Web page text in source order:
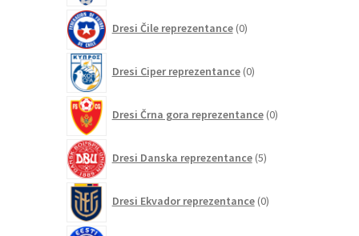
Dresi Čile reprezentance 0izdelkov
Dresi Ciper reprezentance 0izdelkov
Dresi Črna gora reprezentance 0izdelkov
Dresi Danska reprezentance 5izdelkov
Dresi Ekvador reprezentance 0izdelkov